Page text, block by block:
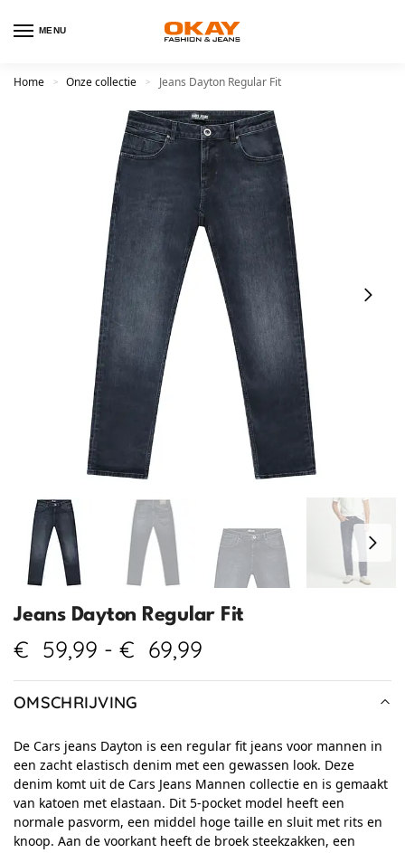
MENU
Home > Onze collectie > Jeans Dayton Regular Fit
Jeans Dayton Regular Fit
€ 59,99 - € 69,99
OMSCHRIJVING
De Cars jeans Dayton is een regular fit jeans voor mannen in
een zacht elastisch denim met een gewassen look. Deze
denim komt uit de Cars Jeans Mannen collectie en is gemaakt
van katoen met elastaan. Dit 5-pocket model heeft een
normale pasvorm, een middel hoge taille en sluit met rits en
knoop. Aan de voorkant heeft de broek steekzakken, een